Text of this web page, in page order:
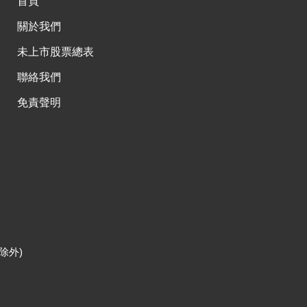
關於我們
未上市股票總表
聯絡我們
免責聲明
外)